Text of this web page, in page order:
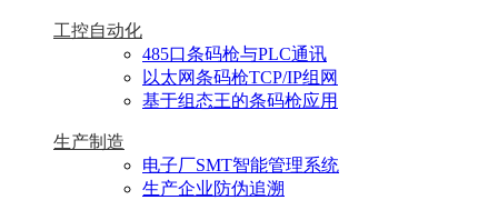
工控自动化
485口条码枪与PLC通讯
以太网条码枪TCP/IP组网
基于组态王的条码枪应用
生产制造
电子厂SMT智能管理系统
生产企业防伪追溯